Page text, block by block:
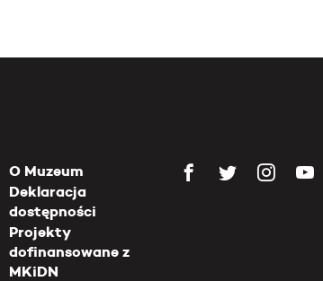
O Muzeum
Deklaracja
dostępności
Projekty
dofinansowane z
MKiDN